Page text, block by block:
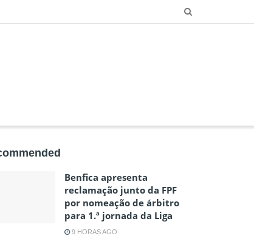
Benfica apresenta
reclamação junto da FPF
por nomeação de árbitro
para 1.ª jornada da Liga
9 HORAS AGO